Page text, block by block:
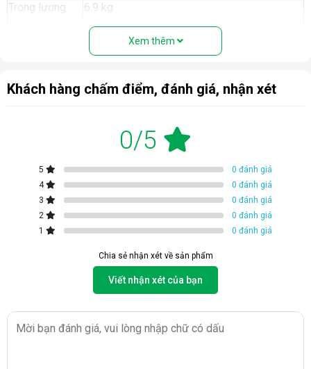
Trọng lượng
6.9 kg
220V - 50Hz
quạt trần Panasonic F-56MZG-GOS
Về cơ bản, quạt trần được cấu tạo từ các bộ phận chính: Động
cơ điện (đây chính là bộ phận quan trọng nhất của quạt), cánh
quạt (5 cánh), ống treo (ty quạt - 30cm), hộp điều tốc (để điều
chỉnh tốc độ gió), hộp điện gắn trên trần, nắp chụp (phễu trên)
và remote (điều khiển từ xa) đi kèm.
Xem thêm
Khách hàng chấm điểm, đánh giá, nhận xét
0/5
5
0 đánh giá
4
0 đánh giá
3
0 đánh giá
2
0 đánh giá
1
0 đánh giá
Chia sẻ nhận xét về sản phẩm
Viết nhận xét của bạn